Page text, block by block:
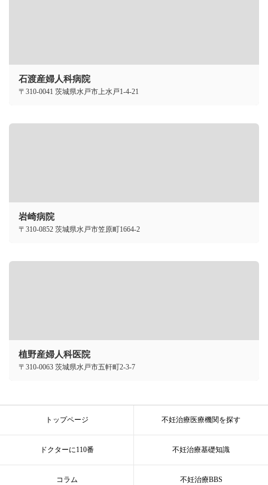
石渡産婦人科病院
〒310-0041 茨城県水戸市上水戸1-4-21
岩崎病院
〒310-0852 茨城県水戸市笠原町1664-2
植野産婦人科医院
〒310-0063 茨城県水戸市五軒町2-3-7
トップページ 不妊治療医療機関を探す
ドクターに110番 不妊治療基礎知識
コラム 不妊治療BBS